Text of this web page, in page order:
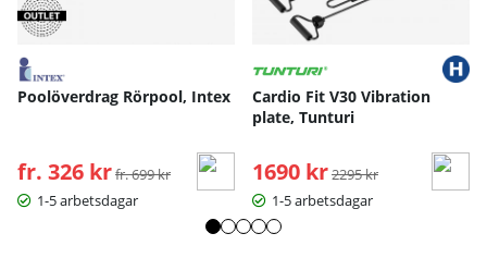
Poolöverdrag Rörpool, Intex
fr. 326 kr Ordinarie pris:
fr. 699 kr
1-5 arbetsdagar
Cardio Fit V30 Vibration
plate, Tunturi
1690 kr Ordinarie pris:
2295 kr
1-5 arbetsdagar